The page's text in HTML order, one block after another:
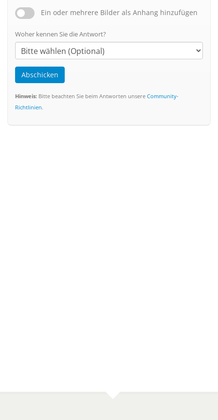
Ein oder mehrere Bilder als Anhang hinzufügen
Woher kennen Sie die Antwort?
Abschicken
Hinweis: Bitte beachten Sie beim Antworten unsere Community-
Richtlinien.